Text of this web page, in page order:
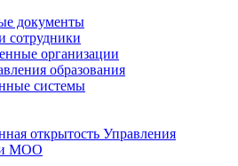
документы
сотрудники
организации
образования
системы
открытость Управления
и МОО